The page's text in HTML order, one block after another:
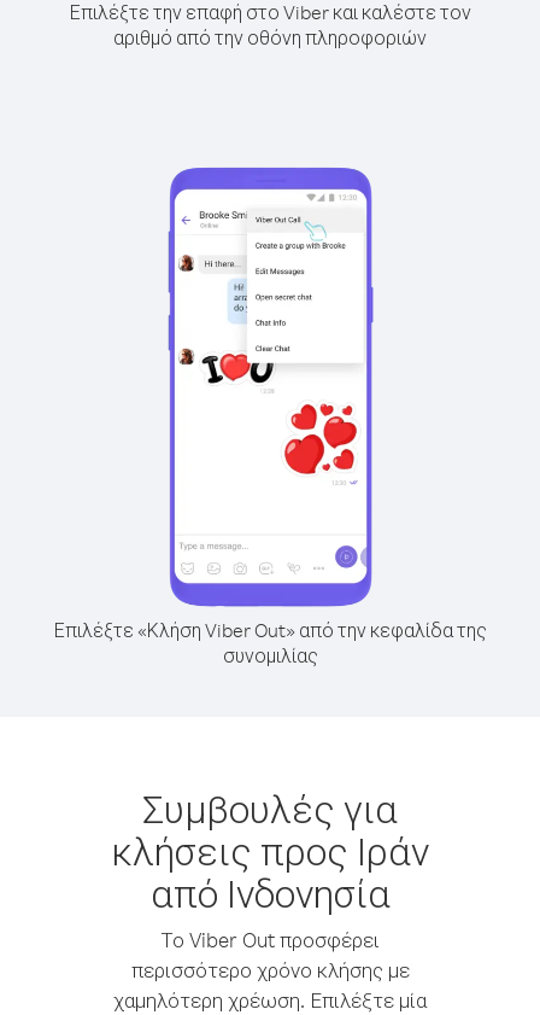
Επιλέξτε την επαφή στο Viber και καλέστε τον
αριθμό από την οθόνη πληροφοριών
Επιλέξτε «Κλήση Viber Out» από την κεφαλίδα της
συνομιλίας
Συμβουλές για
κλήσεις προς Ιράν
από Ινδονησία
Το Viber Out προσφέρει
περισσότερο χρόνο κλήσης με
χαμηλότερη χρέωση. Επιλέξτε μία